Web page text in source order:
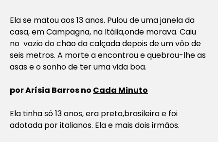
Ela se matou aos 13 anos. Pulou de uma janela da
casa, em Campagna, na Itália,onde morava. Caiu
no vazio do chão da calçada depois de um vôo de
seis metros. A morte a encontrou e quebrou-lhe as
asas e o sonho de ter uma vida boa.
por Arísia Barros no Cada Minuto
Ela tinha só 13 anos, era preta,brasileira e foi
adotada por italianos. Ela e mais dois irmãos.